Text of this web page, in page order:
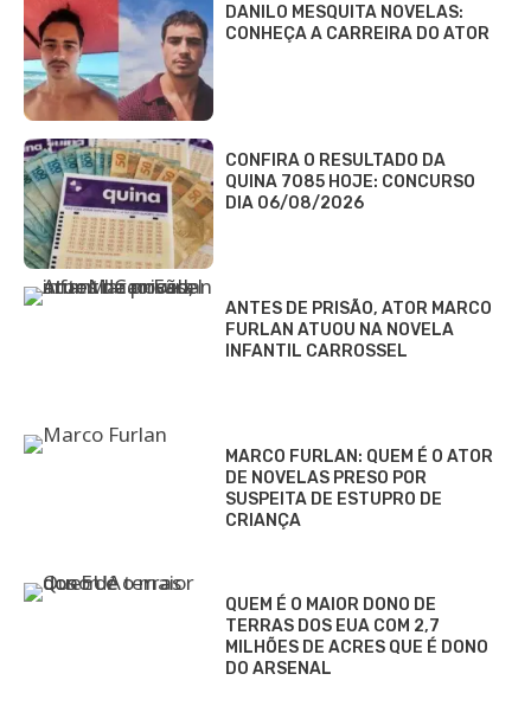
DANILO MESQUITA NOVELAS:
CONHEÇA A CARREIRA DO ATOR
CONFIRA O RESULTADO DA
QUINA 7085 HOJE: CONCURSO
DIA 06/08/2026
ANTES DE PRISÃO, ATOR MARCO
FURLAN ATUOU NA NOVELA
INFANTIL CARROSSEL
MARCO FURLAN: QUEM É O ATOR
DE NOVELAS PRESO POR
SUSPEITA DE ESTUPRO DE
CRIANÇA
QUEM É O MAIOR DONO DE
TERRAS DOS EUA COM 2,7
MILHÕES DE ACRES QUE É DONO
DO ARSENAL